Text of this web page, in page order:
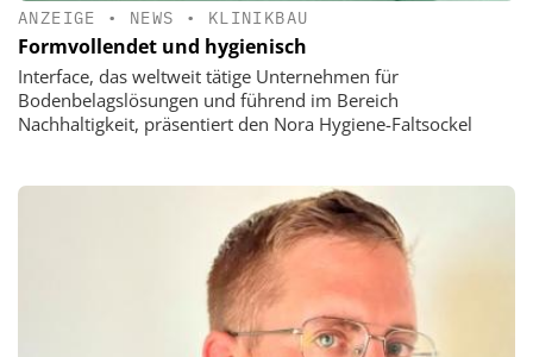
ANZEIGE • NEWS • KLINIKBAU
Formvollendet und hygienisch
Interface, das weltweit tätige Unternehmen für
Bodenbelagslösungen und führend im Bereich
Nachhaltigkeit, präsentiert den Nora Hygiene-Faltsockel